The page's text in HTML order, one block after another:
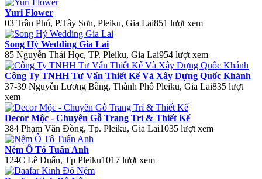
Yuri Flower
03 Trần Phú, P.Tây Sơn, Pleiku, Gia Lai851 lượt xem
Song Hỷ Wedding Gia Lai
85 Nguyễn Thái Học, TP. Pleiku, Gia Lai954 lượt xem
Công Ty TNHH Tư Vấn Thiết Kế Và Xây Dựng Quốc Khánh
37-39 Nguyễn Lương Bằng, Thành Phố Pleiku, Gia Lai835 lượt
xem
Decor Mộc - Chuyên Gỗ Trang Trí & Thiết Kế
384 Phạm Văn Đồng, Tp. Pleiku, Gia Lai1035 lượt xem
Nệm Ô Tô Tuấn Anh
124C Lê Duẩn, Tp Pleiku1017 lượt xem